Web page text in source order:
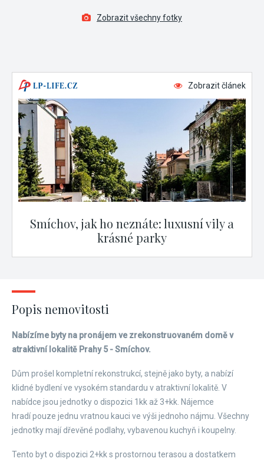
Zobrazit všechny fotky
Zobrazit článek
Smíchov, jak ho neznáte: luxusní vily a
krásné parky
Popis nemovitosti
Nabízíme byty na pronájem ve zrekonstruovaném domě v
atraktivní lokalitě Prahy 5 - Smíchov.
Dům prošel kompletní rekonstrukcí, stejně jako byty, a nabízí
klidné bydlení ve vysokém standardu v atraktivní lokalitě. V
nabídce jsou jednotky o dispozici 1kk až 3+kk. Nájemce
hradí pouze jednu vratnou kauci ve výši jednoho nájmu. Všechny
jednotky mají dřevěné podlahy, vybavenou kuchyň i koupelny.
Tento byt o dispozici 2+kk s prostornou terasou a dostatkem